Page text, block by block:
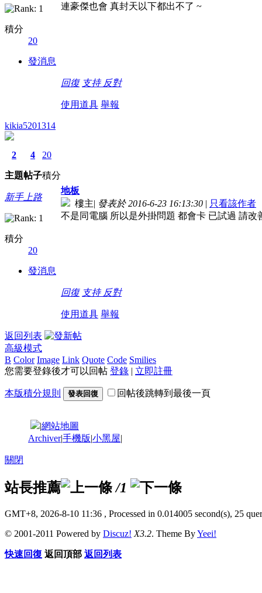
積分
20
發消息
連豪傑也會 真封天以下都出不了 ~
回復 支持 反對
使用道具 舉報
kikia5201314
2
主題
4
帖子
20
積分
新手上路
積分
20
發消息
地板
樓主| 發表於 2016-6-23 16:13:30 | 只看該作者
不是同電腦 所以是外掛問題 都會卡 已試過 請改
回復 支持 反對
使用道具 舉報
返回列表
高級模式
B Color Image Link Quote Code Smilies
您需要登錄後才可以回帖 登錄 | 立即註冊
本版積分規則 發表回復 回帖後跳轉到最後一頁
|網站地圖
Archiver|手機版|小黑屋|
關閉
站長推薦 /1
GMT+8, 2026-8-10 11:36 , Processed in 0.014005 second(s), 25
© 2001-2011 Powered by Discuz! X3.2. Theme ByYeei!
快速回復 返回頂部 返回列表